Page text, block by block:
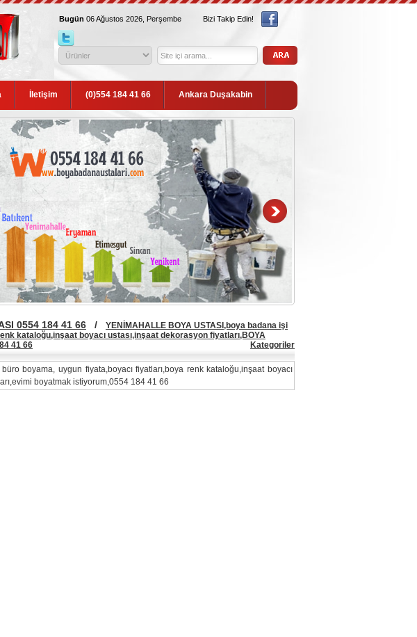
Bugün 06 Ağustos 2026, Perşembe Bizi Takip Edin!
İletişim (0)554 184 41 66 Ankara Duşakabin
0554 184 41 66 / YENİMAHALLE BOYA USTASI,boya badana işi
kataloğu,inşaat boyacı ustası,inşaat dekorasyon fiyatları,BOYA
41 66
Kategoriler